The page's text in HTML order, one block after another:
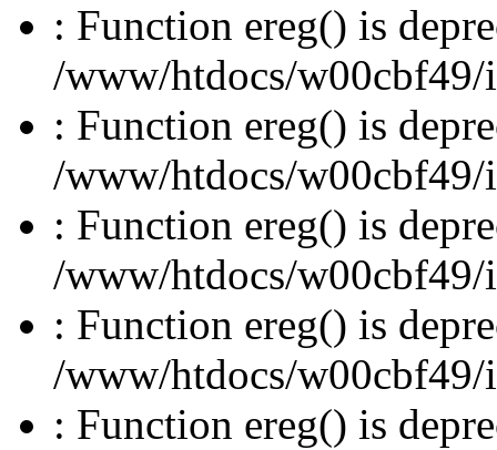
: Function ereg() is
/www/htdocs/
: Function ereg() is
/www/htdocs/
: Function ereg() is
/www/htdocs/
: Function ereg() is
/www/htdocs/
: Function ereg() is